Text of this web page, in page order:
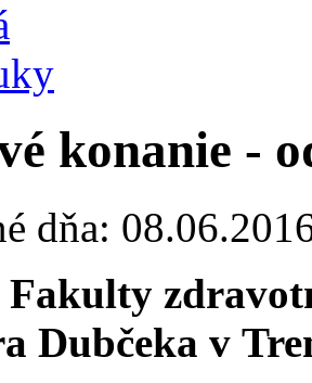
konanie -
dňa:
Fakulty
Dubčeka v